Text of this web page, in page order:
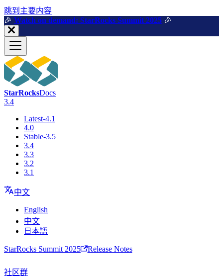
跳到主要内容
🎉️ Watch on demand: StarRocks Summit 2025 🎉️
StarRocksDocs
3.4
Latest-4.1
4.0
Stable-3.5
3.4
3.3
3.2
3.1
中文
English
中文
日本語
StarRocks Summit 2025 Release Notes
社区群